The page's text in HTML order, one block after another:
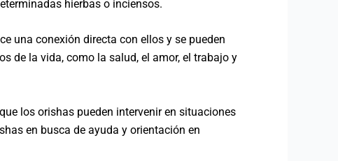
hierbas o inciensos.
una conexión directa con ellos y se pueden
de la vida, como la salud, el amor, el trabajo y
los orishas pueden intervenir en situaciones
en busca de ayuda y orientación en